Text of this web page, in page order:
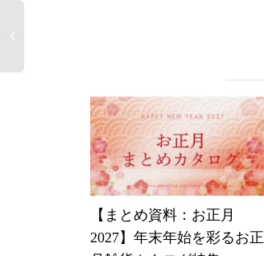
【まとめ資料：お正月
2027】年末年始を彩るお正